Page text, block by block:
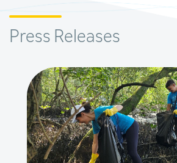
Press Releases